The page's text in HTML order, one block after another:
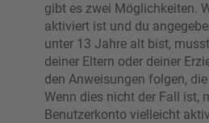
gibt es zwei Möglichkeiten.
aktiviert ist und du
unter 13 Jahre alt bist,
deiner Eltern oder deiner
den Anweisungen folgen,
Wenn dies nicht der Fall ist,
Benutzerkonto vielleicht